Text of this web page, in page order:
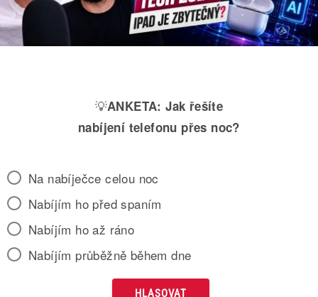
💡ANKETA: Jak řešíte
nabíjení telefonu přes noc?
Na nabíječce celou noc
Nabíjím ho před spaním
Nabíjím ho až ráno
Nabíjím průběžně během dne